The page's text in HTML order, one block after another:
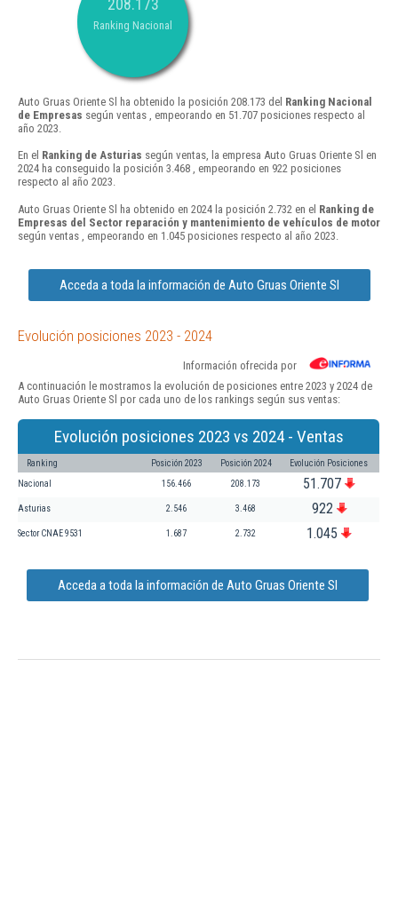
208.173
Ranking Nacional
Auto Gruas Oriente Sl ha obtenido la posición 208.173 del Ranking Nacional
de Empresas según ventas , empeorando en 51.707 posiciones respecto al
año 2023.
En el Ranking de Asturias según ventas, la empresa Auto Gruas Oriente Sl en
2024 ha conseguido la posición 3.468 , empeorando en 922 posiciones
respecto al año 2023.
Auto Gruas Oriente Sl ha obtenido en 2024 la posición 2.732 en el Ranking de
Empresas del Sector reparación y mantenimiento de vehículos de motor
según ventas , empeorando en 1.045 posiciones respecto al año 2023.
Acceda a toda la información de Auto Gruas Oriente Sl
Evolución posiciones 2023 - 2024
Información ofrecida por
A continuación le mostramos la evolución de posiciones entre 2023 y 2024 de
Auto Gruas Oriente Sl por cada uno de los rankings según sus ventas:
Evolución posiciones 2023 vs 2024 - Ventas
Ranking Posición 2023 Posición 2024 Evolución Posiciones
Nacional 156.466 208.173 51.707
Asturias 2.546 3.468 922
Sector CNAE 9531 1.687 2.732 1.045
Acceda a toda la información de Auto Gruas Oriente Sl